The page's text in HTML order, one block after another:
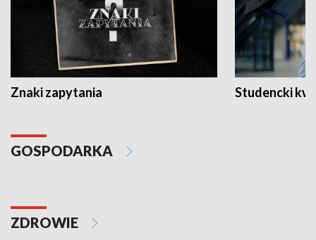
Znaki zapytania Studencki
GOSPODARKA
ZDROWIE